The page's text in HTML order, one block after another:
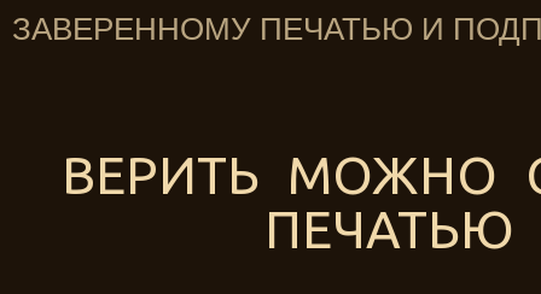
ЗАВЕРЕННОМУ ПЕЧАТЬЮ И
ВЕРИТЬ МОЖНО